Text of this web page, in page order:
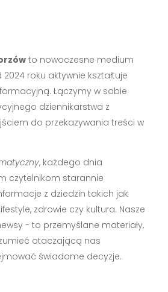
to nowoczesne medium
roku aktywnie kształtuje
Łączymy w sobie
dziennikarstwa z
do przekazywania treści w
, każdego dnia
czytelnikom starannie
z dziedzin takich jak
zdrowie czy kultura. Nasze
- to przemyślane materiały,
otaczającą nas
świadome decyzje.